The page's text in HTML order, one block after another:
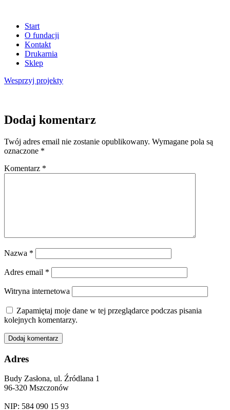
Start
O fundacji
Kontakt
Drukarnia
Sklep
Wesprzyj projekty
Dodaj komentarz
Twój adres email nie zostanie opublikowany. Wymagane pola są
oznaczone *
Komentarz *
Nazwa *
Adres email *
Witryna internetowa
Zapamiętaj moje dane w tej przeglądarce podczas pisania
kolejnych komentarzy.
Adres
Budy Zasłona, ul. Źródlana 1
96-320 Mszczonów
NIP: 584 090 15 93